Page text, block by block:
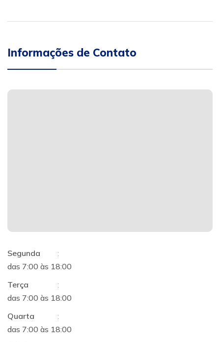
Informações de Contato
Segunda
:
das 7:00 às 18:00
Terça
:
das 7:00 às 18:00
Quarta
:
das 7:00 às 18:00